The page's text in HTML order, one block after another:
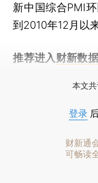
新中国综合PMI
到2010年12月以
推荐进入 财新数
本文
登录
财新通
可畅读